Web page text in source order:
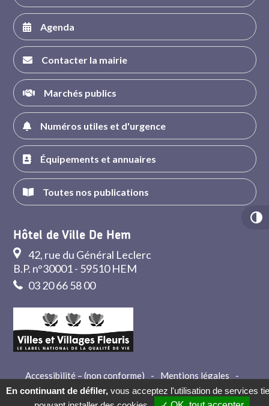
Agenda
Contacter la mairie
Marchés publics
Numéros utiles et d'urgence
Équipements et annuaires
Toutes nos publications
Hôtel de Ville De Hem
42, rue du Général Leclerc
B.P. n°30001 - 59510 HEM
03 20 66 58 00
Accessibilité – (non conforme) - Mentions légales
-
Crédits
- Contact
En continuant de défiler, vous acceptez l'utilisation de services